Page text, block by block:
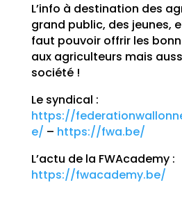
L’info à destination des
grand public, des jeunes,
faut pouvoir offrir les
aux agriculteurs mais
société !
Le syndical :
https://
e/ – https://fwa.be/
L’actu de la FWAcademy :
https://fwacademy.be/